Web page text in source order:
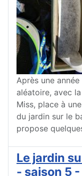
Après une
aléatoire, avec
Miss, place à
du jardin sur le
propose
Le jardin
- saison 5 -